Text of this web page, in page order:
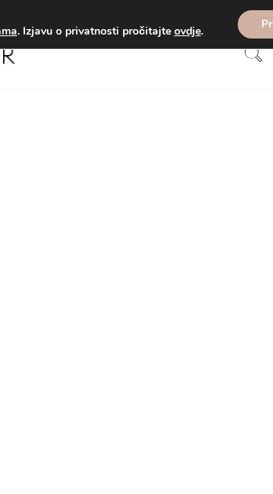
paketa s pouzećem).
. Izjavu o privatnosti pročitajte ovdje.